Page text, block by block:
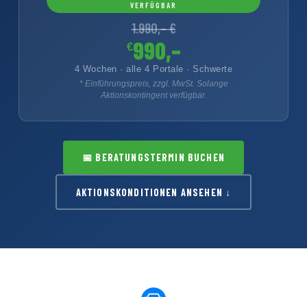
VERFÜGBAR
1.990,– €
€990,–
4 Wochen · alle 4 Portale · Schwerte
* Einführungspreis, zzgl. MwSt. Solange
Aktionskontingent verfügbar.
📅 BERATUNGSTERMIN BUCHEN
AKTIONSKONDITIONEN ANSEHEN ↓